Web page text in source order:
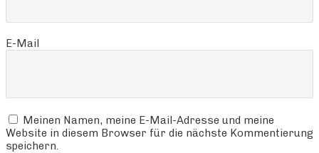
E-Mail
Meinen Namen, meine E-Mail-Adresse und meine
Website in diesem Browser für die nächste Kommentierung
speichern.